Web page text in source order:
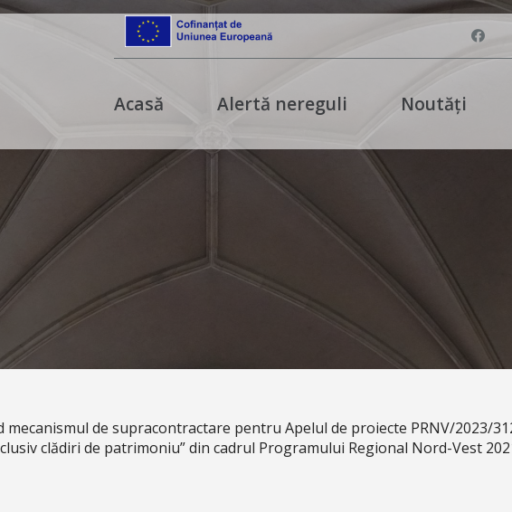
Acasă Alertă nereguli Noutăți
mecanismul de supracontractare pentru Apelul de proiecte PRNV/2023/
clădiri de patrimoniu” din cadrul Programului Regional Nord-Vest